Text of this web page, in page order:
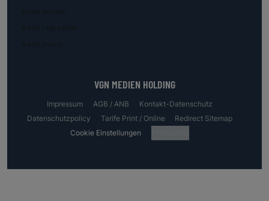
VGN MEDIEN HOLDING
Impressum AGB / ANB
Kontakt-Datenschutz
Datenschutzpolicy
Tarife Print / Online
Redirect Sitemap
Cookie Einstellungen